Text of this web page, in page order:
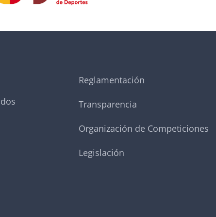
Reglamentación
Transparencia
Organización de Competiciones
Legislación